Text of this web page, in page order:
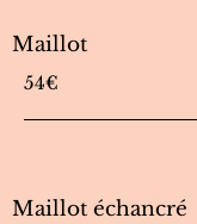
Maillot
54€
Maillot échancré